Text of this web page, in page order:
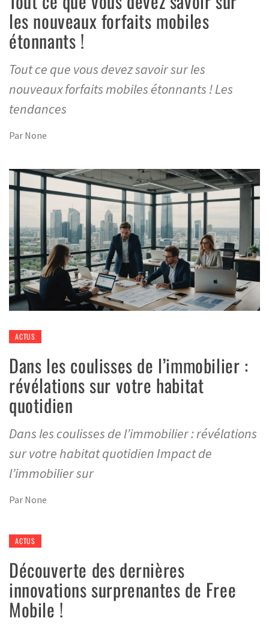
les nouveaux forfaits mobiles
étonnants !
Tout ce que vous devez savoir sur les
nouveaux forfaits mobiles étonnants ! Les
tendances
Par None
ACTUS
Dans les coulisses de l’immobilier :
révélations sur votre habitat
quotidien
Dans les coulisses de l’immobilier : révélations
sur votre habitat quotidien Impact de
l’immobilier sur
Par None
ACTUS
Découverte des dernières
innovations surprenantes de Free
Mobile !